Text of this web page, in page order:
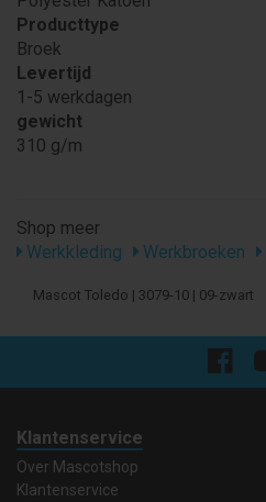
Producttype
Broek
Levertijd
1-5 werkdagen
gewicht
310 g/m
Shop meer
Werkkleding
Werkbroeken
Mascot Toledo | 3079-10 | 09-zwart
Klantenservice
Over Mascotshop
Klantenservice